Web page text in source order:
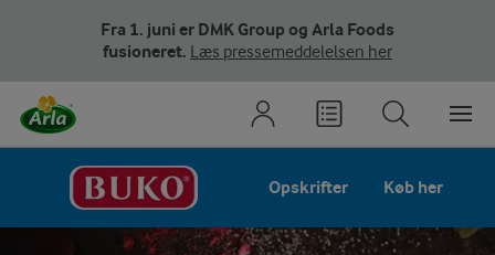
Fra 1. juni er DMK Group og Arla Foods
fusioneret. Læs pressemeddelelsen her
Opskrifter Køb her